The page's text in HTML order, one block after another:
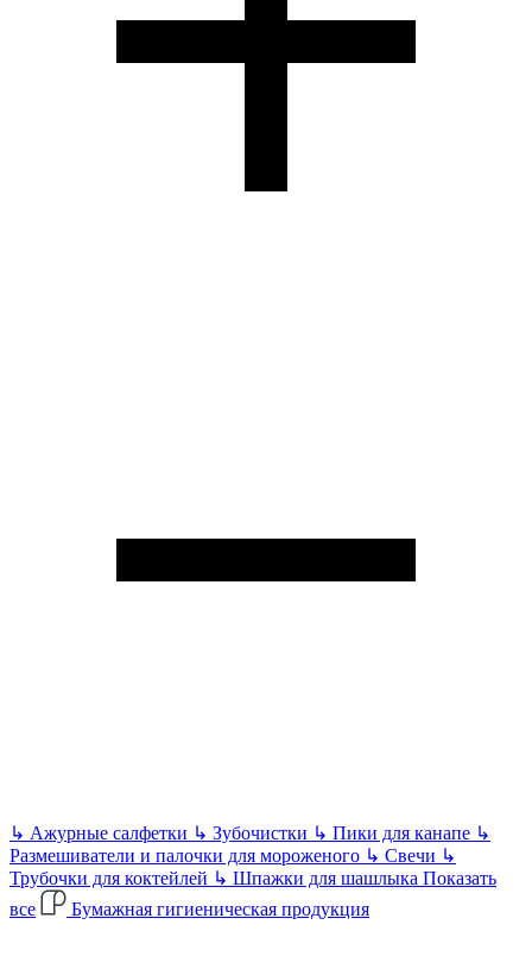
↳ Ажурные салфетки ↳ Зубочистки ↳ Пики для канапе ↳
Размешиватели и палочки для мороженого ↳ Свечи ↳
Трубочки для коктейлей ↳ Шпажки для шашлыка Показать
все
Бумажная гигиеническая продукция